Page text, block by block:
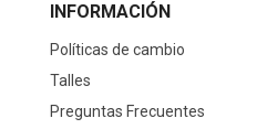
INFORMACIÓN
Políticas de cambio
Talles
Preguntas Frecuentes